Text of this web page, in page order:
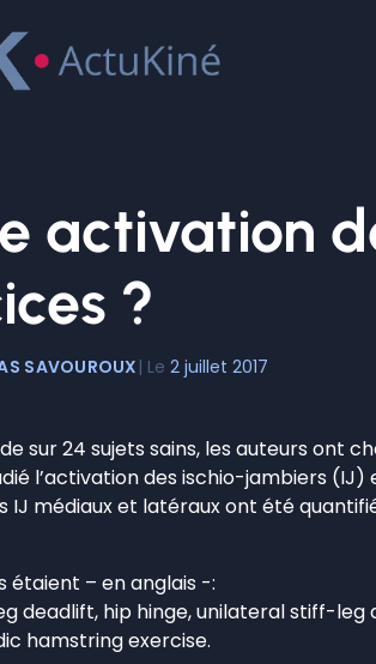
activation
?
SAVOUROUX 2 juillet 2017
sur 24 sujets sains, les auteurs ont
l’activation des ischio-jambiers
IJ médiaux et latéraux ont été
étaient – en anglais -:
deadlift, hip hinge, unilateral stiff-leg
hamstring exercise.